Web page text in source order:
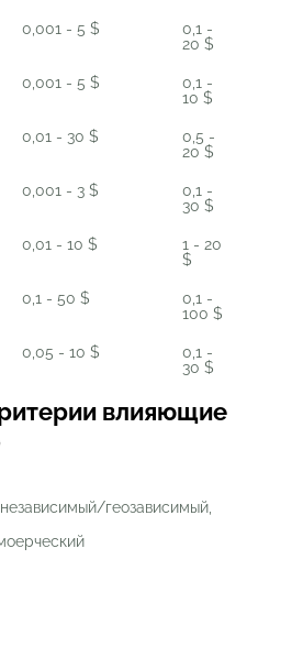
0,001 - 5 $
0,1 -
20 $
0,001 - 5 $
0,1 -
10 $
0,01 - 30 $
0,5 -
20 $
0,001 - 3 $
0,1 -
30 $
0,01 - 10 $
1 - 20
$
0,1 - 50 $
0,1 -
100 $
0,05 - 10 $
0,1 -
30 $
влияющие
геозависимый,